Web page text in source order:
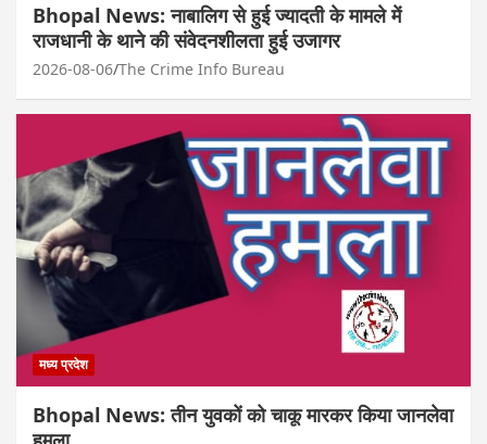
Bhopal News: नाबालिग से हुई ज्यादती के मामले में
राजधानी के थाने की संवेदनशीलता हुई उजागर
2026-08-06 The Crime Info Bureau
मध्य प्रदेश
Bhopal News: तीन युवकों को चाकू मारकर किया जानलेवा